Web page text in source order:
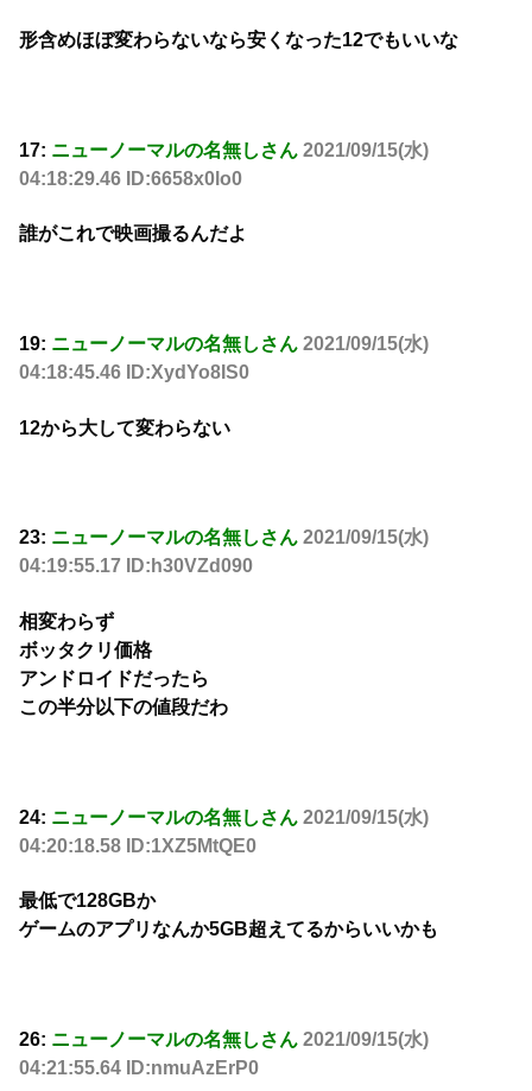
形含めほぼ変わらないなら安くなった12でもいいな
17: ニューノーマルの名無しさん 2021/09/15(水)
04:18:29.46 ID:6658x0lo0
誰がこれで映画撮るんだよ
19: ニューノーマルの名無しさん 2021/09/15(水)
04:18:45.46 ID:XydYo8IS0
12から大して変わらない
23: ニューノーマルの名無しさん 2021/09/15(水)
04:19:55.17 ID:h30VZd090
相変わらず
ボッタクリ価格
アンドロイドだったら
この半分以下の値段だわ
24: ニューノーマルの名無しさん 2021/09/15(水)
04:20:18.58 ID:1XZ5MtQE0
最低で128GBか
ゲームのアプリなんか5GB超えてるからいいかも
26: ニューノーマルの名無しさん 2021/09/15(水)
04:21:55.64 ID:nmuAzErP0